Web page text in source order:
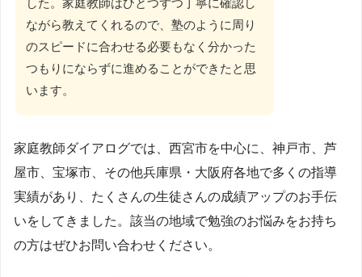
ながら教えてくれるので、塾のように周り
のスピードに合わせる必要もなく分かった
つもりにならずに進めることができたと思
います。
家庭教師ダイアログでは、西宮市を中心に、神戸市、芦
屋市、宝塚市、その他兵庫県・大阪府各地で多くの指導
実績があり、たくさんの生徒さんの成績アップのお手伝
いをしてきました。該当の地域で勉強のお悩みをお持ち
の方はぜひお問い合わせください。